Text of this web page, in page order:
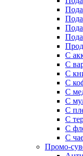
С
С
С
С
С
С
С
С
С
С
Промо-